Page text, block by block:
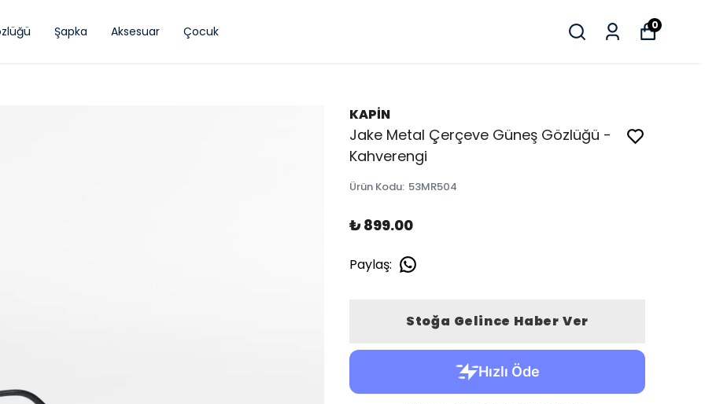
Şapka Aksesuar Çocuk 0
KAPİN
Jake Metal Çerçeve Güneş Gözlüğü -
Kahverengi
Ürün Kodu: 53MR504
₺ 899.00
Paylaş:
Stoğa Gelince Haber Ver